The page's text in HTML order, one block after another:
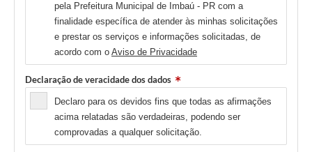
pela Prefeitura Municipal de Imbaú - PR com a
finalidade específica de atender às minhas solicitações
e prestar os serviços e informações solicitadas, de
acordo com o Aviso de Privacidade
Declaração de veracidade dos dados
Declaro para os devidos fins que todas as afirmações
acima relatadas são verdadeiras, podendo ser
comprovadas a qualquer solicitação.